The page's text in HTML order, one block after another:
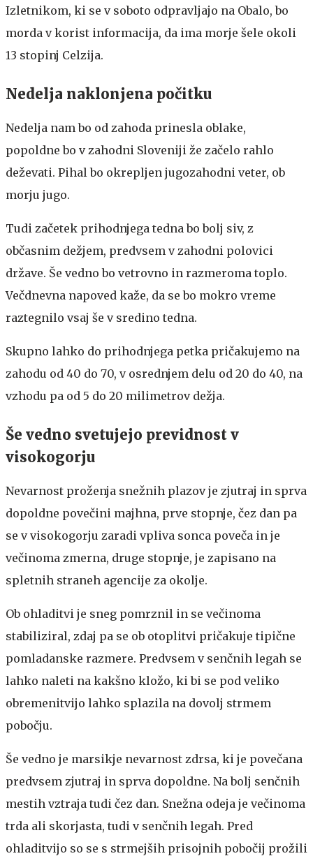
Izletnikom, ki se v soboto odpravljajo na Obalo, bo
morda v korist informacija, da ima morje šele okoli
13 stopinj Celzija.
Nedelja naklonjena počitku
Nedelja nam bo od zahoda prinesla oblake,
popoldne bo v zahodni Sloveniji že začelo rahlo
deževati. Pihal bo okrepljen jugozahodni veter, ob
morju jugo.
Tudi začetek prihodnjega tedna bo bolj siv, z
občasnim dežjem, predvsem v zahodni polovici
države. Še vedno bo vetrovno in razmeroma toplo.
Večdnevna napoved kaže, da se bo mokro vreme
raztegnilo vsaj še v sredino tedna.
Skupno lahko do prihodnjega petka pričakujemo na
zahodu od 40 do 70, v osrednjem delu od 20 do 40, na
vzhodu pa od 5 do 20 milimetrov dežja.
Še vedno svetujejo previdnost v
visokogorju
Nevarnost proženja snežnih plazov je zjutraj in sprva
dopoldne povečini majhna, prve stopnje, čez dan pa
se v visokogorju zaradi vpliva sonca poveča in je
večinoma zmerna, druge stopnje, je zapisano na
spletnih straneh agencije za okolje.
Ob ohladitvi je sneg pomrznil in se večinoma
stabiliziral, zdaj pa se ob otoplitvi pričakuje tipične
pomladanske razmere. Predvsem v senčnih legah se
lahko naleti na kakšno kložo, ki bi se pod veliko
obremenitvijo lahko splazila na dovolj strmem
pobočju.
Še vedno je marsikje nevarnost zdrsa, ki je povečana
predvsem zjutraj in sprva dopoldne. Na bolj senčnih
mestih vztraja tudi čez dan. Snežna odeja je večinoma
trda ali skorjasta, tudi v senčnih legah. Pred
ohladitvijo so se s strmejših prisojnih pobočij prožili